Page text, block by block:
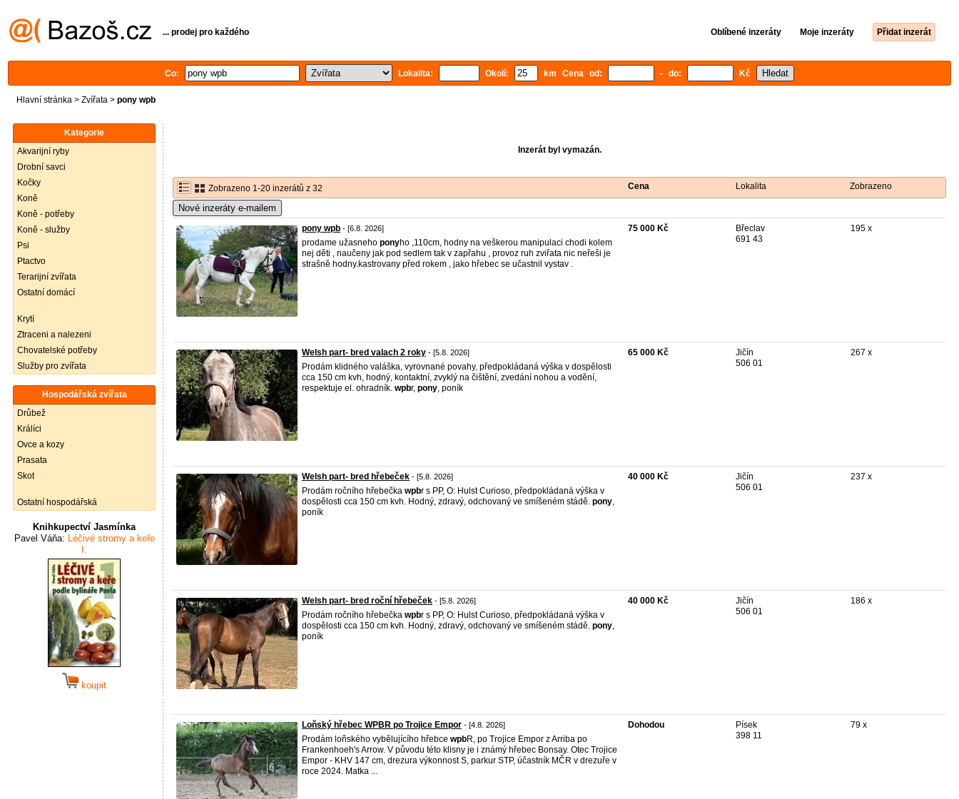
... prodej pro každého Oblíbené inzeráty Moje inzeráty Přidat inzerát
Co: Lokalita: Okolí: km Cena od: - do: Kč
Hlavní stránka > Zvířata > pony wpb
Kategorie
Akvarijní ryby
Drobní savci
Kočky
Koně
Koně - potřeby
Koně - služby
Psi
Ptactvo
Terarijní zvířata
Ostatní domácí
Krytí
Ztraceni a nalezeni
Chovatelské potřeby
Služby pro zvířata
Hospodářská zvířata
Drůbež
Králíci
Ovce a kozy
Prasata
Skot
Ostatní hospodářská
Knihkupectví Jasmínka
Pavel Váňa: Léčivé stromy a keře
I.
koupit
Inzerát byl vymazán.
Zobrazeno 1-20 inzerátů z 32 Cena Lokalita Zobrazeno
Nové inzeráty e-mailem
pony wpb - [6.8. 2026]
prodame užasneho ponyho ,110cm, hodny na veškerou manipulaci chodi kolem
nej děti , naučeny jak pod sedlem tak v zapřahu , provoz ruh zviřata nic neřeši je
strašně hodny.kastrovany před rokem , jako hřebec se učastnil vystav .
75 000 Kč
Břeclav
691 43
195 x
Welsh part- bred valach 2 roky - [5.8. 2026]
Prodám klidného valáška, vyrovnané povahy, předpokládaná výška v dospělosti
cca 150 cm kvh, hodný, kontaktní, zvyklý na čištění, zvedání nohou a vodění,
respektuje el. ohradník. wpbr, pony, poník
65 000 Kč
Jičín
506 01
267 x
Welsh part- bred hřebeček - [5.8. 2026]
Prodám ročního hřebečka wpbr s PP, O: Hulst Curioso, předpokládaná výška v
dospělosti cca 150 cm kvh. Hodný, zdravý, odchovaný ve smíšeném stádě. pony,
poník
40 000 Kč
Jičín
506 01
237 x
Welsh part- bred roční hřebeček - [5.8. 2026]
Prodám ročního hřebečka wpbr s PP, O: Hulst Curioso, předpokládaná výška v
dospělosti cca 150 cm kvh. Hodný, zdravý, odchovaný ve smíšeném stádě. pony,
poník
40 000 Kč
Jičín
506 01
186 x
Loňský hřebec WPBR po Trojice Empor - [4.8. 2026]
Prodám loňského vybělujícího hřebce wpbR, po Trojice Empor z Arriba po
Frankenhoeh's Arrow. V původu této klisny je i známý hřebec Bonsay. Otec Trojice
Empor - KHV 147 cm, drezura výkonnost S, parkur STP, účastník MČR v drezuře v
roce 2024. Matka ...
Dohodou
Písek
398 11
79 x